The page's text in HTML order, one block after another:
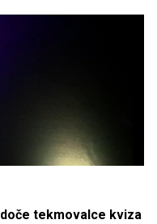
tekmovalce kviza